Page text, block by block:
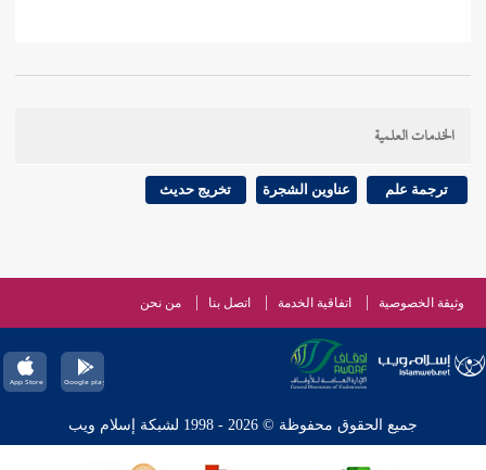
الخدمات العلمية
ترجمة علم عناوين الشجرة تخريج حديث
وثيقة الخصوصية اتفاقية الخدمة اتصل بنا من نحن
جميع الحقوق محفوظة © 2026 - 1998 لشبكة إسلام ويب